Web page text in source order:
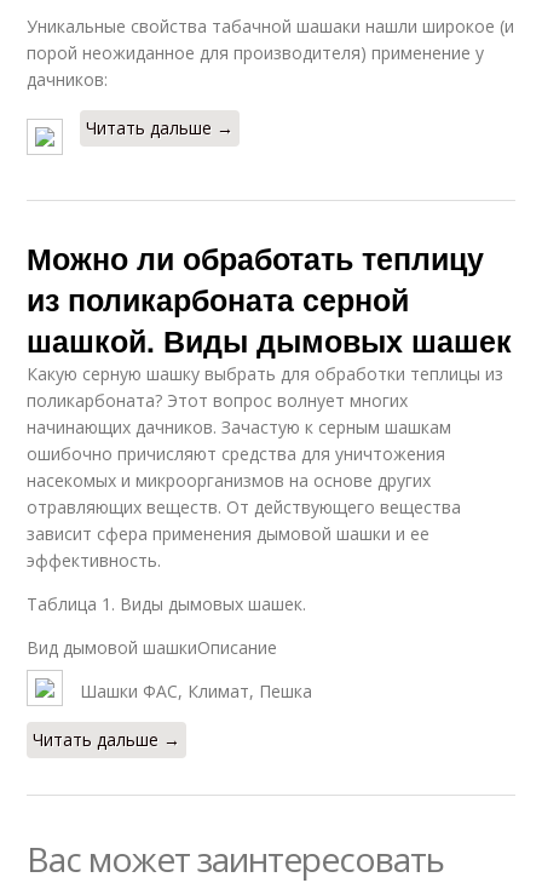
Уникальные свойства табачной шашаки нашли широкое (и
порой неожиданное для производителя) применение у
дачников:
Читать дальше →
Можно ли обработать теплицу
из поликарбоната серной
шашкой. Виды дымовых шашек
Какую серную шашку выбрать для обработки теплицы из
поликарбоната? Этот вопрос волнует многих
начинающих дачников. Зачастую к серным шашкам
ошибочно причисляют средства для уничтожения
насекомых и микроорганизмов на основе других
отравляющих веществ. От действующего вещества
зависит сфера применения дымовой шашки и ее
эффективность.
Таблица 1. Виды дымовых шашек.
Вид дымовой шашкиОписание
Шашки ФАС, Климат, Пешка
Читать дальше →
Вас может заинтересовать